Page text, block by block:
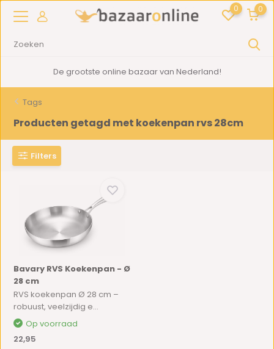
0 0
De grootste online bazaar van Nederland!
Tags
Producten getagd met koekenpan rvs 28cm
Filters
Bavary RVS Koekenpan - Ø
28 cm
RVS koekenpan Ø 28 cm –
robuust, veelzijdig e...
Op voorraad
22,95